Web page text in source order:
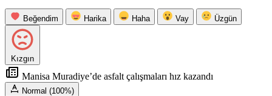
Beğendim Harika Haha Vay Üzgün
Kızgın
Manisa Muradiye’de asfalt çalışmaları hız kazandı
Normal (100%)